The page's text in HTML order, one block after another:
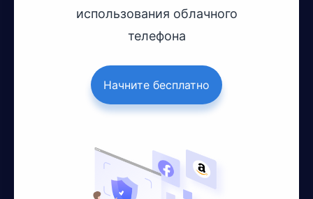
использования облачного
телефона
Начните бесплатно